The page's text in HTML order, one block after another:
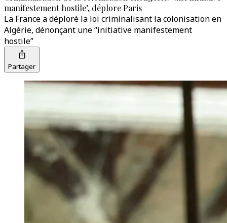
manifestement hostile", déplore Paris
La France a déploré la loi criminalisant la colonisation en
Algérie, dénonçant une “initiative manifestement
hostile”
Partager